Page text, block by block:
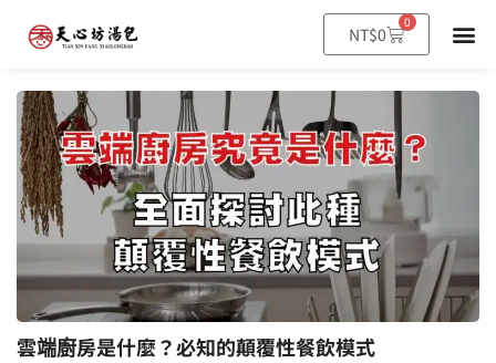
NT$0
0
雲端廚房是什麼？必知的顛覆性餐飲模式